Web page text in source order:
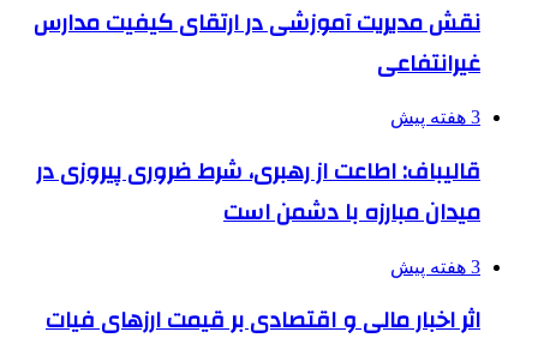
نقش مدیریت آموزشی در ارتقای کیفیت مدارس
غیرانتفاعی
3 هفته پیش
قالیباف: اطاعت از رهبری، شرط ضروری پیروزی در
میدان مبارزه با دشمن است
3 هفته پیش
اثر اخبار مالی و اقتصادی بر قیمت ارزهای فیات